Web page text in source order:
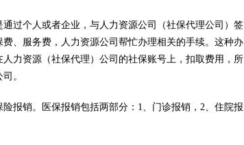
个人或者企业，与人力资源公司（社保代理公司）签
、服务费，人力资源公司帮忙办理相关的手续。这种办
力资源（社保代理）公司的社保账号上，扣取费用，所
。
销。医保报销包括两部分：1、门诊报销，2、住院报